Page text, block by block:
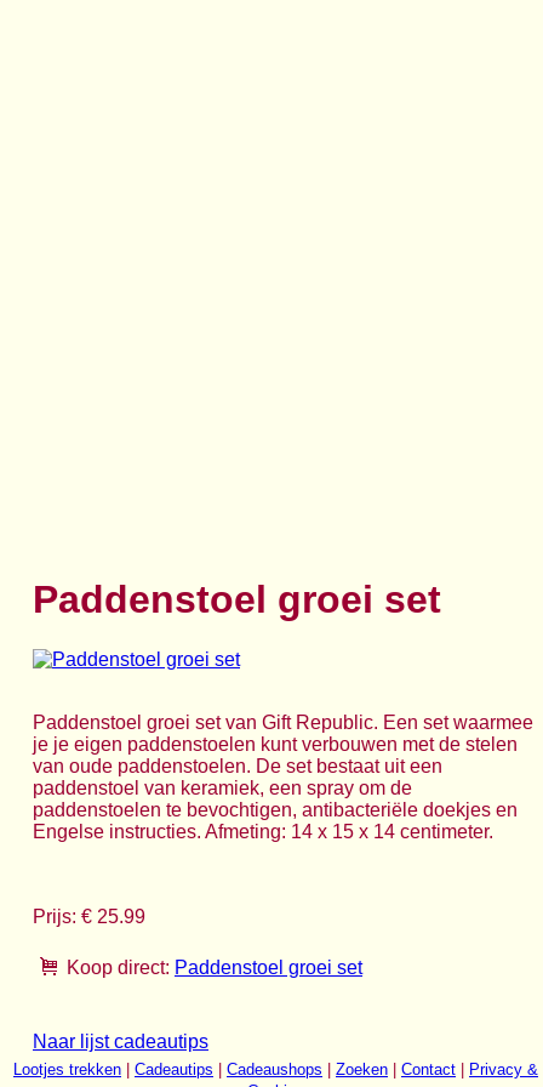
Paddenstoel groei set
Paddenstoel groei set van Gift Republic. Een set waarmee
je je eigen paddenstoelen kunt verbouwen met de stelen
van oude paddenstoelen. De set bestaat uit een
paddenstoel van keramiek, een spray om de
paddenstoelen te bevochtigen, antibacteriële doekjes en
Engelse instructies. Afmeting: 14 x 15 x 14 centimeter.
Prijs: € 25.99
Koop direct: Paddenstoel groei set
Naar lijst cadeautips
Lootjes trekken Cadeautips Cadeaushops Zoeken Contact
Privacy &